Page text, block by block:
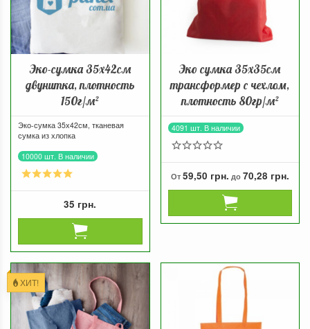
Эко-сумка 35х42см
двунитка, плотность
150г/м²
Эко-сумка 35х42см, тканевая
сумка из хлопка
10000 шт. В наличии
35 грн.
Эко сумка 35х35см
трансформер с чехлом,
плотность 80гр/м²
4091 шт. В наличии
От 59,50 грн. до 70,28 грн.
ХИТ!